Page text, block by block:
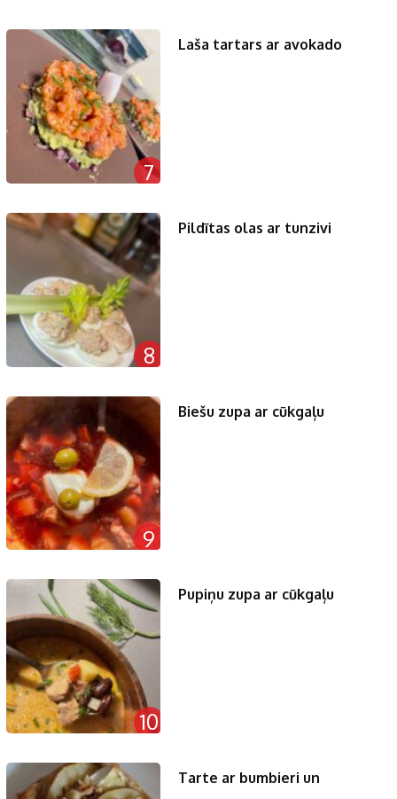
7
Laša tartars ar avokado
8
Pildītas olas ar tunzivi
9
Biešu zupa ar cūkgaļu
10
Pupiņu zupa ar cūkgaļu
Tarte ar bumbieri un